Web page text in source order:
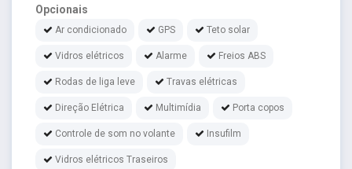
Opcionais
Ar condicionado GPS Teto solar
Vidros elétricos Alarme Freios ABS
Rodas de liga leve Travas elétricas
Direção Elétrica Multimídia Porta copos
Controle de som no volante Insufilm
Vidros elétricos Traseiros